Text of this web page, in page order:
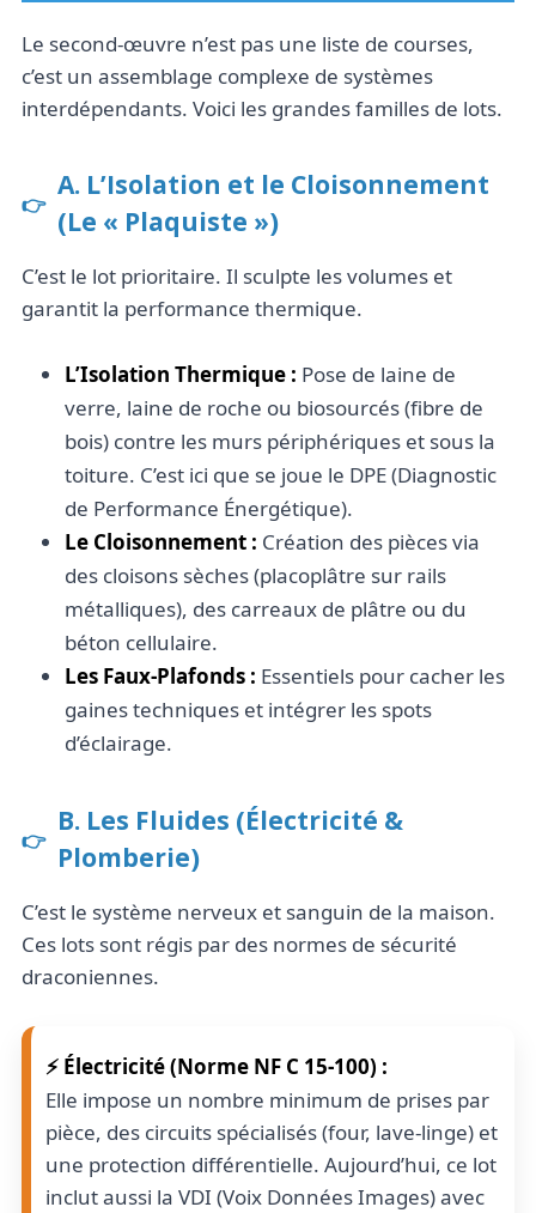
Le second-œuvre n’est pas une liste de courses,
c’est un assemblage complexe de systèmes
interdépendants. Voici les grandes familles de lots.
A. L’Isolation et le Cloisonnement
(Le « Plaquiste »)
C’est le lot prioritaire. Il sculpte les volumes et
garantit la performance thermique.
L’Isolation Thermique : Pose de laine de
verre, laine de roche ou biosourcés (fibre de
bois) contre les murs périphériques et sous la
toiture. C’est ici que se joue le DPE (Diagnostic
de Performance Énergétique).
Le Cloisonnement : Création des pièces via
des cloisons sèches (placoplâtre sur rails
métalliques), des carreaux de plâtre ou du
béton cellulaire.
Les Faux-Plafonds : Essentiels pour cacher les
gaines techniques et intégrer les spots
d’éclairage.
B. Les Fluides (Électricité &
Plomberie)
C’est le système nerveux et sanguin de la maison.
Ces lots sont régis par des normes de sécurité
draconiennes.
⚡ Électricité (Norme NF C 15-100) :
Elle impose un nombre minimum de prises par
pièce, des circuits spécialisés (four, lave-linge) et
une protection différentielle. Aujourd’hui, ce lot
inclut aussi la VDI (Voix Données Images) avec